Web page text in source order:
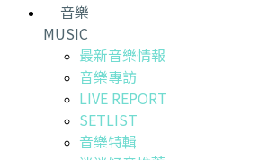
音樂
MUSIC
最新音樂情報
音樂專訪
LIVE REPORT
SETLIST
音樂特輯